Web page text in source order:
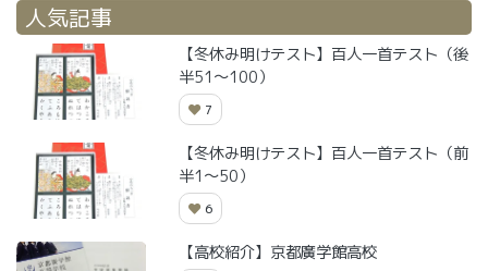
人気記事
【冬休み明けテスト】百人一首テスト（後
半51～100）
7
【冬休み明けテスト】百人一首テスト（前
半1～50）
6
【高校紹介】京都廣学館高校